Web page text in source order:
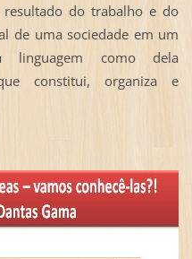
do trabalho e do
de uma sociedade em um
linguagem como dela
constitui, organiza e